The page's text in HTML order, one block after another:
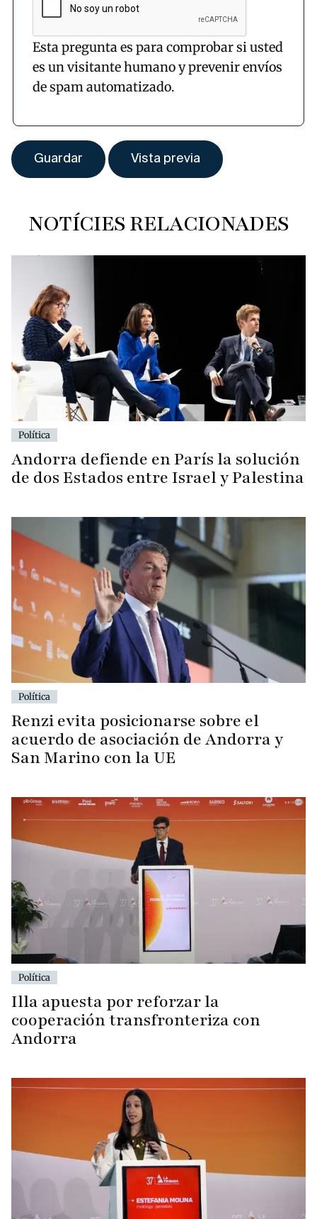
Esta pregunta es para comprobar si usted
es un visitante humano y prevenir envíos
de spam automatizado.
NOTÍCIES RELACIONADES
Política
Andorra defiende en París la solución
de dos Estados entre Israel y Palestina
Política
Renzi evita posicionarse sobre el
acuerdo de asociación de Andorra y
San Marino con la UE
Política
Illa apuesta por reforzar la
cooperación transfronteriza con
Andorra